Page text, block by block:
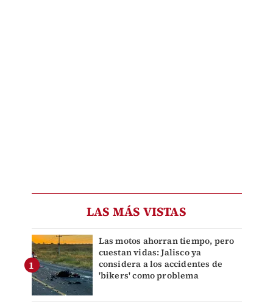
LAS MÁS VISTAS
Las motos ahorran tiempo, pero
cuestan vidas: Jalisco ya
considera a los accidentes de
'bikers' como problema